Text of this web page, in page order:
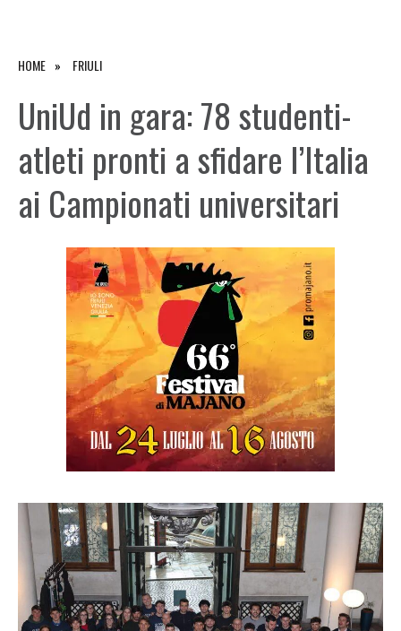
HOME FRIULI
UniUd in gara: 78 studenti-
atleti pronti a sfidare l’Italia
ai Campionati universitari